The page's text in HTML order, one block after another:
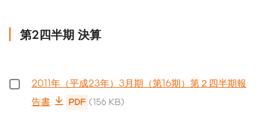
第2四半期 決算
2011年（平成23年）3月期（第16期）第２四半期報
告書
PDF (156 KB)